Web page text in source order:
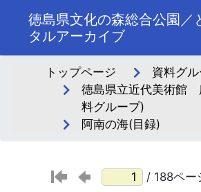
徳島県文化の森総合公園／
タルアーカイブ
トップページ
資料グ
徳島県立近代美術館
料グループ)
阿南の海(目録)
/ 188ペー